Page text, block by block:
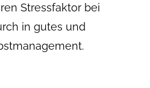
Stressfaktor bei
in gutes und